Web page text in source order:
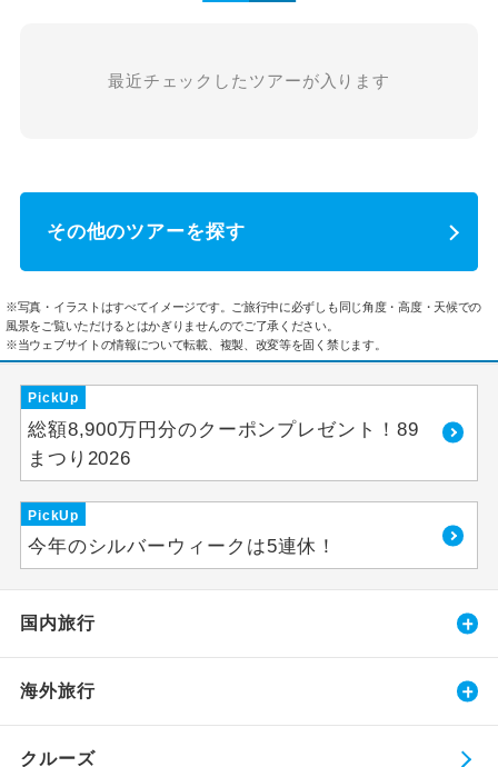
最近チェックしたツアーが入ります
その他のツアーを探す
※写真・イラストはすべてイメージです。ご旅行中に必ずしも同じ角度・高度・天候での
風景をご覧いただけるとはかぎりませんのでご了承ください。
※当ウェブサイトの情報について転載、複製、改変等を固く禁じます。
PickUp
総額8,900万円分のクーポンプレゼント！89
まつり2026
PickUp
今年のシルバーウィークは5連休！
国内旅行
海外旅行
クルーズ